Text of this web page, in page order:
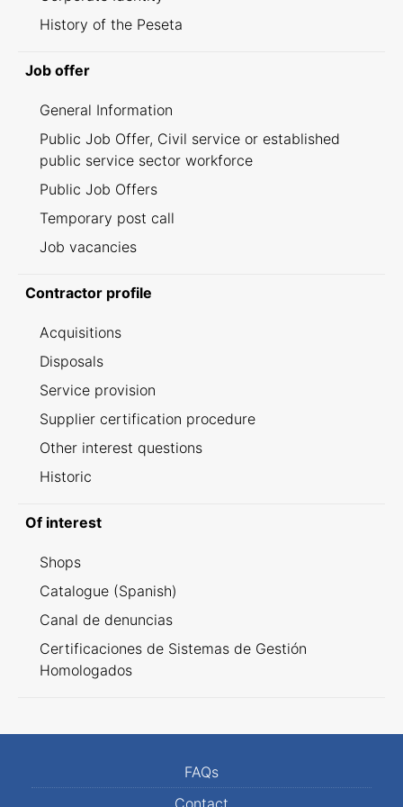
History of the Peseta
Job offer
General Information
Public Job Offer, Civil service or established
public service sector workforce
Public Job Offers
Temporary post call
Job vacancies
Contractor profile
Acquisitions
Disposals
Service provision
Supplier certification procedure
Other interest questions
Historic
Of interest
Shops
Catalogue (Spanish)
Canal de denuncias
Certificaciones de Sistemas de Gestión
Homologados
FAQs
Contact